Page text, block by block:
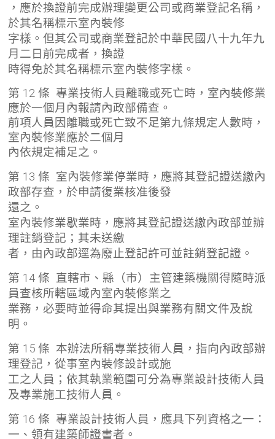
，應於換證前完成辦理變更公司或商業登記名稱，
於其名稱標示室內裝修
字樣。但其公司或商業登記於中華民國八十九年九
月二日前完成者，換證
時得免於其名稱標示室內裝修字樣。
第 12 條 專業技術人員離職或死亡時，室內裝修業
應於一個月內報請內政部備查。
前項人員因離職或死亡致不足第九條規定人數時，
室內裝修業應於二個月
內依規定補足之。
第 13 條 室內裝修業停業時，應將其登記證送繳內
政部存查，於申請復業核准後發
還之。
室內裝修業歇業時，應將其登記證送繳內政部並辦
理註銷登記；其未送繳
者，由內政部逕為廢止登記許可並註銷登記證。
第 14 條 直轄市、縣（市）主管建築機關得隨時派
員查核所轄區域內室內裝修業之
業務，必要時並得命其提出與業務有關文件及說
明。
第 15 條 本辦法所稱專業技術人員，指向內政部辦
理登記，從事室內裝修設計或施
工之人員；依其執業範圍可分為專業設計技術人員
及專業施工技術人員。
第 16 條 專業設計技術人員，應具下列資格之一：
一、領有建築師證書者。